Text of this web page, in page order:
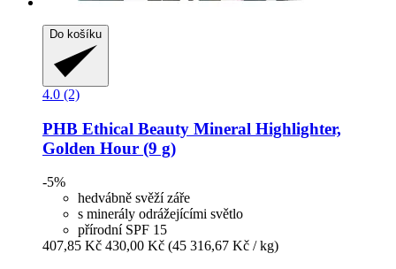
Do košíku
4.0 (2)
PHB Ethical Beauty Mineral Highlighter,
Golden Hour (9 g)
-5%
hedvábně svěží záře
s minerály odrážejícími světlo
přírodní SPF 15
407,85 Kč 430,00 Kč (45 316,67 Kč / kg)